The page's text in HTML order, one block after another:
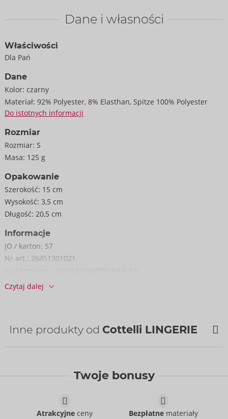
doskonale podkreśla pośladki i nogi.
92% poliester, 8% elastan; koronka 100% poliester.
Dane i własności
Właściwości
Dla Pań
Dane
Kolor: czarny
Materiał: 92% Polyester, 8% Elasthan, Spitze 100% Polyester
Do istotnych informacji
Rozmiar
Rozmiar: S
Masa: 125 g
Opakowanie
Szerokość: 15 cm
Wysokość: 3,5 cm
Długość: 20,5 cm
Informacje
JO / karton: 57
Nr art.: 26451301021
Numer taryfy celnej:
następna dostawa:52/2026
Czytaj dalej
Inne produkty od Cottelli LINGERIE
Twoje bonusy
Atrakcyjne ceny Bezpłatnemateriały